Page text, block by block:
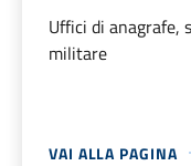
Uffici di anagrafe,
militare
VAI ALLA PAGINA